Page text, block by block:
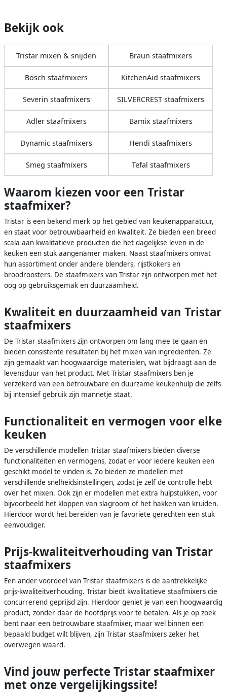
Bekijk ook
Tristar mixen & snijden Braun staafmixers
Bosch staafmixers KitchenAid staafmixers
Severin staafmixers SILVERCREST staafmixers
Adler staafmixers Bamix staafmixers
Dynamic staafmixers Hendi staafmixers
Smeg staafmixers Tefal staafmixers
Waarom kiezen voor een Tristar
staafmixer?
Tristar is een bekend merk op het gebied van keukenapparatuur,
en staat voor betrouwbaarheid en kwaliteit. Ze bieden een breed
scala aan kwalitatieve producten die het dagelijkse leven in de
keuken een stuk aangenamer maken. Naast staafmixers omvat
hun assortiment onder andere blenders, rijstkokers en
broodroosters. De staafmixers van Tristar zijn ontworpen met het
oog op gebruiksgemak en duurzaamheid.
Kwaliteit en duurzaamheid van Tristar
staafmixers
De Tristar staafmixers zijn ontworpen om lang mee te gaan en
bieden consistente resultaten bij het mixen van ingrediënten. Ze
zijn gemaakt van hoogwaardige materialen, wat bijdraagt aan de
levensduur van het product. Met Tristar staafmixers ben je
verzekerd van een betrouwbare en duurzame keukenhulp die zelfs
bij intensief gebruik zijn mannetje staat.
Functionaliteit en vermogen voor elke
keuken
De verschillende modellen Tristar staafmixers bieden diverse
functionaliteiten en vermogens, zodat er voor iedere keuken een
geschikt model te vinden is. Zo bieden ze modellen met
verschillende snelheidsinstellingen, zodat je zelf de controlle hebt
over het mixen. Ook zijn er modellen met extra hulpstukken, voor
bijvoorbeeld het kloppen van slagroom of het hakken van kruiden.
Hierdoor wordt het bereiden van je favoriete gerechten een stuk
eenvoudiger.
Prijs-kwaliteitverhouding van Tristar
staafmixers
Een ander voordeel van Tristar staafmixers is de aantrekkelijke
prijs-kwaliteitverhouding. Tristar biedt kwalitatieve staafmixers die
concurrerend geprijsd zijn. Hierdoor geniet je van een hoogwaardig
product, zonder daar de hoofdprijs voor te betalen. Als je op zoek
bent naar een betrouwbare staafmixer, maar wel binnen een
bepaald budget wilt blijven, zijn Tristar staafmixers zeker het
overwegen waard.
Vind jouw perfecte Tristar staafmixer
met onze vergelijkingssite!